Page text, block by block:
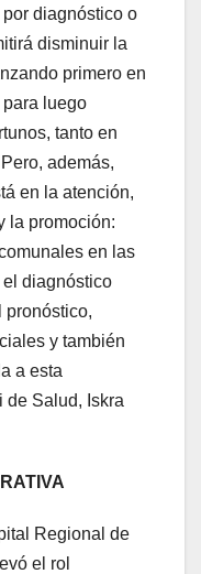
diagnóstico o
disminuir la
primero en
luego
tanto en
además,
en la atención,
la promoción:
en las
diagnóstico
pronóstico,
y también
a esta
de Salud, Iskra
Regional de
el rol